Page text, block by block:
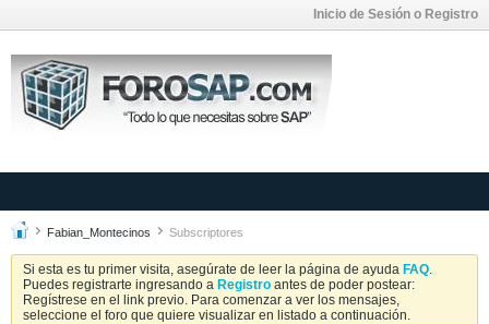
Inicio de Sesión o Registro
Fabian_Montecinos Subscriptores
Si esta es tu primer visita, asegúrate de leer la página de ayuda FAQ.
Puedes registrarte ingresando a Registro antes de poder postear:
Regístrese en el link previo. Para comenzar a ver los mensajes,
seleccione el foro que quiere visualizar en listado a continuación.